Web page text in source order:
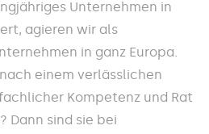
Unternehmen in
agieren wir als
in ganz Europa.
einem verlässlichen
Kompetenz und Rat
Dann sind sie bei